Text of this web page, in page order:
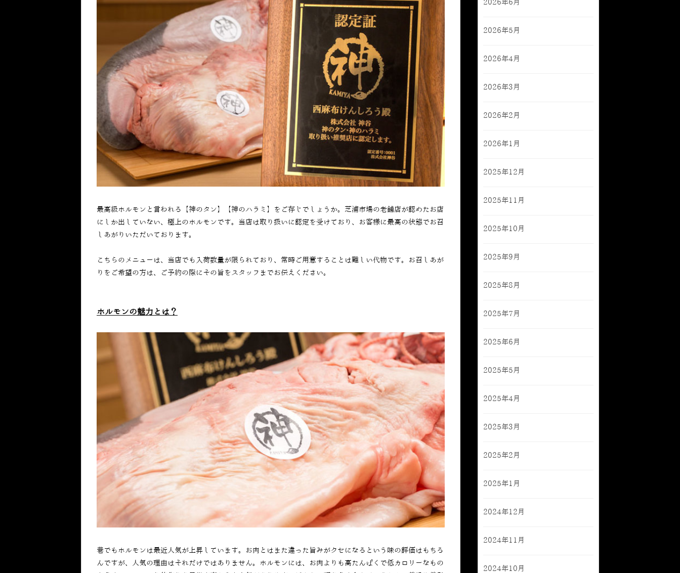
最高級ホルモンと言われる【神のタン】【神のハラミ】をご存じでしょうか。芝浦市場の老舗店が認めたお店
にしか出していない、極上のホルモンです。当店は取り扱いに認定を受けており、お客様に最高の状態でお召
しあがりいただいております。
こちらのメニューは、当店でも入荷数量が限られており、常時ご用意することは難しい代物です。お召しあが
りをご希望の方は、ご予約の際にその旨をスタッフまでお伝えください。
ホルモンの魅力とは？
巷でもホルモンは最近人気が上昇しています。お肉とはまた違った旨みがクセになるという味の評価はもちろ
んですが、人気の理由はそれだけではありません。ホルモンには、お肉よりも高たんぱくで低カロリーなもの
2026年6月
2026年5月
2026年4月
2026年3月
2026年2月
2026年1月
2025年12月
2025年11月
2025年10月
2025年9月
2025年8月
2025年7月
2025年6月
2025年5月
2025年4月
2025年3月
2025年2月
2025年1月
2024年12月
2024年11月
2024年10月